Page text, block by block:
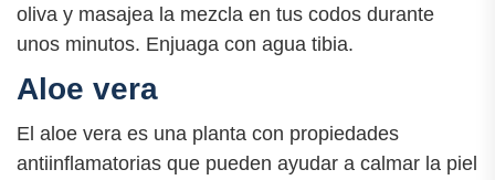
oliva y masajea la mezcla en tus codos durante
unos minutos. Enjuaga con agua tibia.
Aloe vera
El aloe vera es una planta con propiedades
antiinflamatorias que pueden ayudar a calmar la piel